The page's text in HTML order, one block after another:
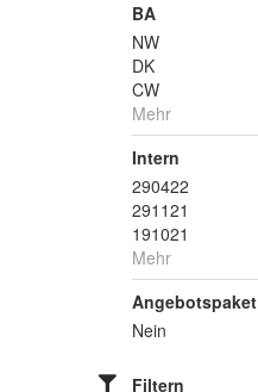
BA
NW
DK
CW
Mehr
Intern
290422
291121
191021
Mehr
Angebotspaket
Nein
Filtern